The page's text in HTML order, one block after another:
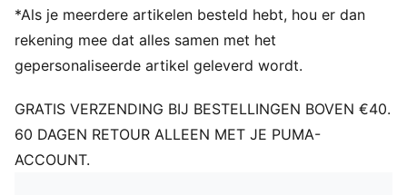
Sluiting: Volledige rits
Lengte: Standaard jack
*Als je meerdere artikelen besteld hebt, hou er dan
rekening mee dat alles samen met het
gepersonaliseerde artikel geleverd wordt.
GRATIS VERZENDING BIJ BESTELLINGEN BOVEN €40.
60 DAGEN RETOUR ALLEEN MET JE PUMA-
ACCOUNT.